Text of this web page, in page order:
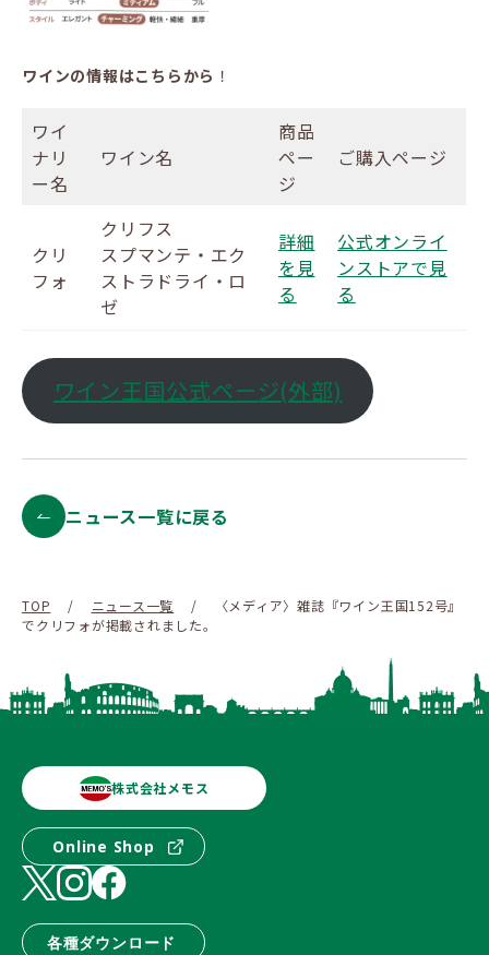
ワインの情報はこちらから ！
ワイ
ナリ
ー名
ワイン名
商品
ペー
ジ
ご購入ページ
クリ
フォ
クリフス
スプマンテ・エク
ストラドライ・ロ
ゼ
詳細
を見
る
公式オンライ
ンストアで見
る
ワイン王国公式ページ(外部)
ニュース一覧に戻る
TOP / ニュース一覧 /
〈メディア〉雑誌『ワイン王国152号』
でクリフォが掲載されました。
株式会社メモス
Online Shop
各種ダウンロード